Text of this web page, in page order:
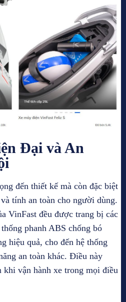
Đại và An
đến thiết kế mà còn đặc biệt
tính an toàn cho người dùng.
VinFast đều được trang bị các
phanh ABS chống bó
hiệu quả, cho đến hệ thống
an toàn khác. Điều này
khi vận hành xe trong mọi điều